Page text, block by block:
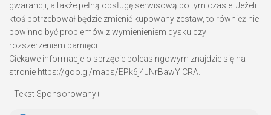
gwarancji, a także pełną obsługę serwisową po tym czasie. Jeżeli
ktoś potrzebował będzie zmienić kupowany zestaw, to również nie
powinno być problemów z wymienieniem dysku czy
rozszerzeniem pamięci.
Ciekawe informacje o sprzęcie poleasingowym znajdzie się na
stronie https://goo.gl/maps/EPk6j4JNrBawYiCRA.
+Tekst Sponsorowany+